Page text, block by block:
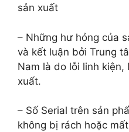
sản xuất
– Những hư hỏng của
và kết luận bởi Trung
Nam là do lỗi linh
xuất.
– Số Serial trên sản
không bị rách hoặc